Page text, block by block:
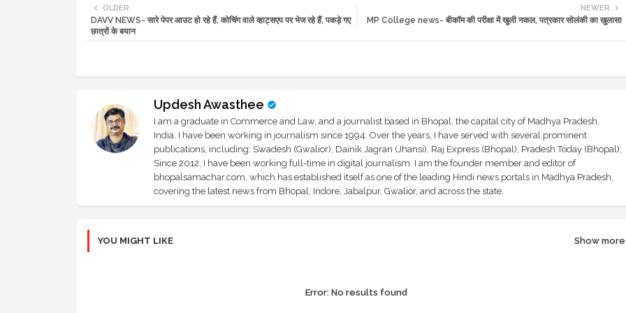
NEWER
MP College news- बीकॉम की परीक्षा में खुली नकल, पत्रकार सोलंकी का खुलासा
OLDER
DAVV NEWS- सारे पेपर आउट हो रहे हैं, कोचिंग वाले व्हाट्सएप पर भेज रहे हैं, पकड़े गए
छात्रों के बयान
Updesh Awasthee
I am a graduate in Commerce and Law, and a journalist based in Bhopal, the capital city of Madhya Pradesh,
India. I have been working in journalism since 1994. Over the years, I have served with several prominent
publications, including: Swadesh (Gwalior), Dainik Jagran (Jhansi), Raj Express (Bhopal), Pradesh Today (Bhopal);
Since 2012, I have been working full-time in digital journalism. I am the founder member and editor of
bhopalsamachar.com, which has established itself as one of the leading Hindi news portals in Madhya Pradesh,
covering the latest news from Bhopal, Indore, Jabalpur, Gwalior, and across the state.
YOU MIGHT LIKE Show more
Error:No results found